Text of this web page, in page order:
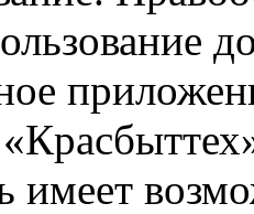
имеет